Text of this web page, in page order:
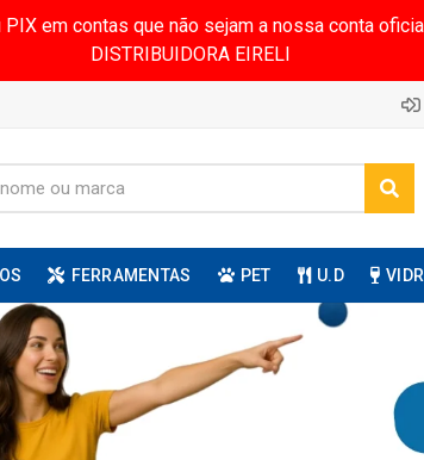
em contas que não sejam a nossa conta
DISTRIBUIDORA EIRELI
FERRAMENTAS PET U.D